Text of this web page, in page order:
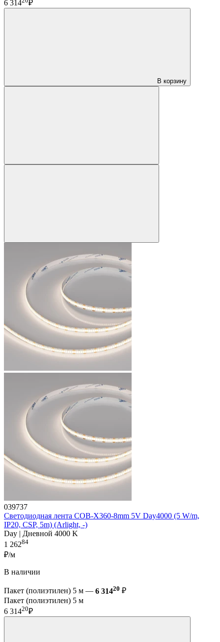
6 314 ₽
В корзину
039737
Светодиодная лента COB-X360-8mm 5V Day4000 (5 W/m,
IP20, CSP, 5m) (Arlight, -)
Day | Дневной 4000 K
1 26284
₽/м
В наличии
Пакет (полиэтилен) 5 м — 6 31420 ₽
Пакет (полиэтилен) 5 м
6 31420₽